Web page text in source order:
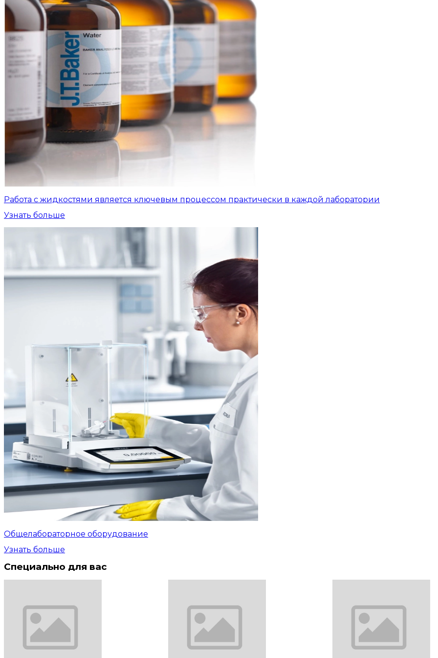
Работа с жидкостями является ключевым процессом практически в каждой лаборатории
Узнать больше
Общелабораторное оборудование
Узнать больше
Специально для вас